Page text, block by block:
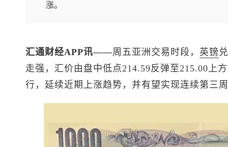
涨。
汇通财经APP讯——周五亚洲交易时段， 英镑 兑
走强，汇价由盘中低点214.59反弹至215.00上
行，延续近期上涨趋势，并有望实现连续第三